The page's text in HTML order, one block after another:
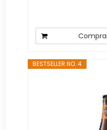
BESTSELLER NO. 4